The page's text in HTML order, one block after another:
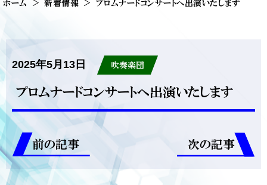
ホーム 新着情報 プロムナードコンサートへ出演いたします
2025年5月13日 吹奏楽団
プロムナードコンサートへ出演いたします
前の記事 次の記事